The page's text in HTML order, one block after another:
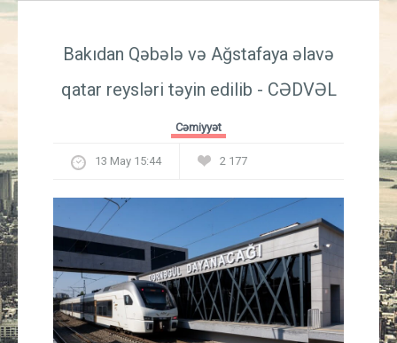
İqtisadiyyat
Güney Azərbaycan
Mədəniyyət
Müsahibə
İdman
Bakıdan Qəbələ və Ağstafaya əlavə
qatar reysləri təyin edilib - CƏDVƏL
Cəmiyyət
13 May 15:44 2 177